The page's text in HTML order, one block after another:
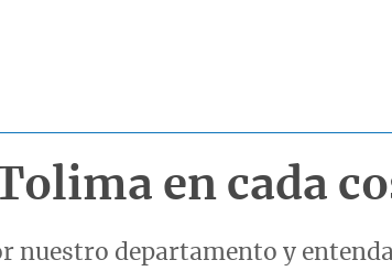
en cada
nuestro departamento y